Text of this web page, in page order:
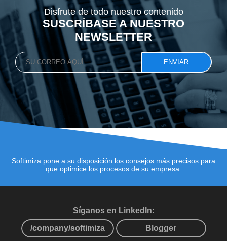
Disfrute de todo nuestro contenido
SUSCRÍBASE A NUESTRO
NEWSLETTER
Softimiza pone a su disposición los consejos más precisos para
que optimice los procesos de su empresa.
Síganos en LinkedIn:
/company/softimiza Blogger